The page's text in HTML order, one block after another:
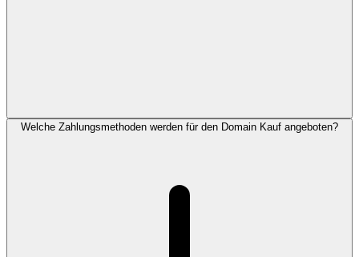
Welche Zahlungsmethoden werden für den Domain Kauf angeboten?